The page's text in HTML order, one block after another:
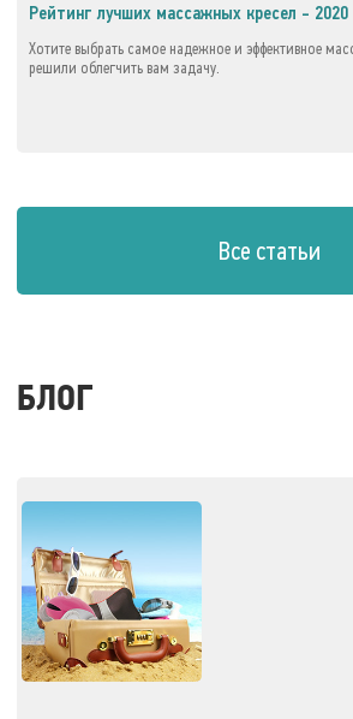
Рейтинг лучших массажных кресел - 2020
Хотите выбрать самое надежное и эффективное
решили облегчить вам задачу.
Все статьи
БЛОГ